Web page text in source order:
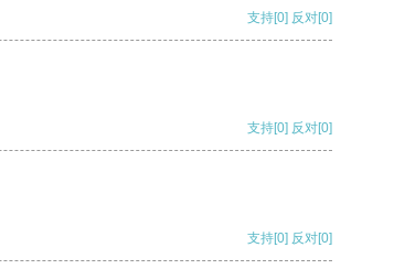
支持[0] 反对[0]
支持[0] 反对[0]
支持[0] 反对[0]